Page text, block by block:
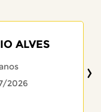
ALVES
2026
›